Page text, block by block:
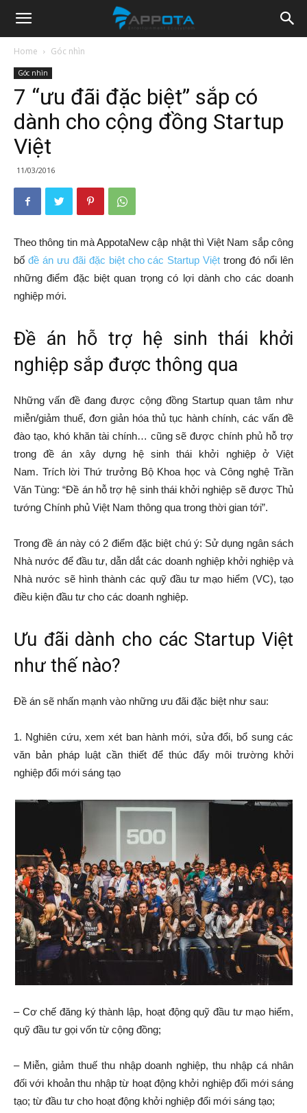
Appota
News
Home Góc nhìn
Góc nhìn
7 “ưu đãi đặc biệt” sắp có
dành cho cộng đồng Startup
Việt
11/03/2016
Theo thông tin mà AppotaNew cập nhật thì Việt Nam sắp công
bố đề án ưu đãi đặc biệt cho các Startup Việt trong đó nổi lên
những điểm đặc biệt quan trọng có lợi dành cho các doanh
nghiệp mới.
Đề án hỗ trợ hệ sinh thái khởi
nghiệp sắp được thông qua
Những vấn đề đang được cộng đồng Startup quan tâm như
miễn/giảm thuế, đơn giản hóa thủ tục hành chính, các vấn đề
đào tạo, khó khăn tài chính… cũng sẽ được chính phủ hỗ trợ
trong đề án xây dựng hệ sinh thái khởi nghiệp ở Việt
Nam. Trích lời Thứ trưởng Bộ Khoa học và Công nghệ Trần
Văn Tùng: “Đề án hỗ trợ hệ sinh thái khởi nghiệp sẽ được Thủ
tướng Chính phủ Việt Nam thông qua trong thời gian tới”.
Trong đề án này có 2 điểm đặc biệt chú ý: Sử dụng ngân sách
Nhà nước để đầu tư, dẫn dắt các doanh nghiệp khởi nghiệp và
Nhà nước sẽ hình thành các quỹ đầu tư mạo hiểm (VC), tạo
điều kiện đầu tư cho các doanh nghiệp.
Ưu đãi dành cho các Startup Việt
như thế nào?
Đề án sẽ nhấn mạnh vào những ưu đãi đặc biệt như sau:
1. Nghiên cứu, xem xét ban hành mới, sửa đổi, bổ sung các
văn bản pháp luật cần thiết để thúc đẩy môi trường khởi
nghiệp đổi mới sáng tạo
– Cơ chế đăng ký thành lập, hoạt động quỹ đầu tư mạo hiểm,
quỹ đầu tư gọi vốn từ cộng đồng;
– Miễn, giảm thuế thu nhập doanh nghiệp, thu nhập cá nhân
đối với khoản thu nhập từ hoạt động khởi nghiệp đổi mới sáng
tạo; từ đầu tư cho hoạt động khởi nghiệp đổi mới sáng tạo;